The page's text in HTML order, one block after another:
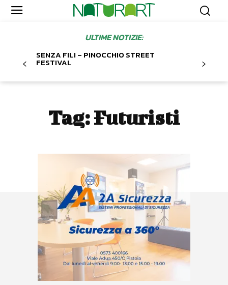
ULTIME NOTIZIE:
SENZA FILI – PINOCCHIO STREET
FESTIVAL
Tag:Futuristi